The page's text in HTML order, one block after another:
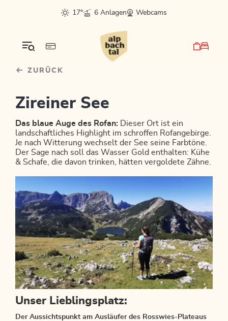
sr.skip-to.main-content
sr.skip-to.table-of-contents
sr.skip-to.main-navigation
17°
6 Anlagen Webcams
ZURÜCK
Zireiner See
Das blaue Auge des Rofan:
Dieser Ort ist ein
landschaftliches Highlight im schroffen Rofangebirge.
Je nach Witterung wechselt der See seine Farbtöne.
Der Sage nach soll das Wasser Gold enthalten: Kühe
& Schafe, die davon trinken, hätten vergoldete Zähne.
Unser Lieblingsplatz:
Der Aussichtspunkt am Ausläufer des Rosswies-Plateaus